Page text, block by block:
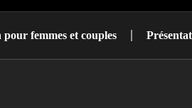
pour femmes et couples